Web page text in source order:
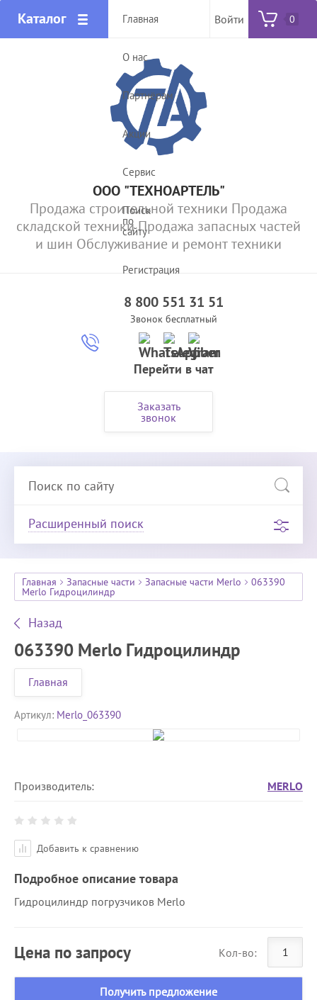
Каталог Главная
О нас
Партнёрам
Акции
Сервис
Поиск
по
сайту
Регистрация
Войти 0
ООО "ТЕХНОАРТЕЛЬ"
Продажа строительной техники Продажа
складской техники Продажа запасных частей
и шин Обслуживание и ремонт техники
8 800 551 31 51
Звонок бесплатный
Перейти в чат
Заказать
звонок
Расширенный поиск
Главная Запасные части Запасные части Merlo 063390
Merlo Гидроцилиндр
Назад
063390 Merlo Гидроцилиндр
Главная
Артикул: Merlo_063390
Производитель: MERLO
Добавить к сравнению
Подробное описание товара
Гидроцилиндр погрузчиков Merlo
Цена по запросу Кол-во:
Получить предложение